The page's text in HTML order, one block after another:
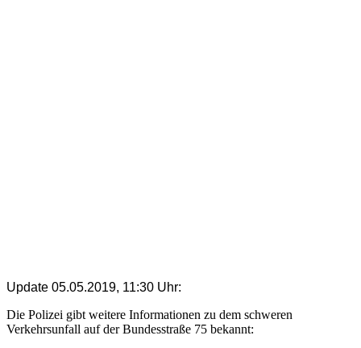
Update 05.05.2019, 11:30 Uhr:
Die Polizei gibt weitere Informationen zu dem schweren
Verkehrsunfall auf der Bundesstraße 75 bekannt: